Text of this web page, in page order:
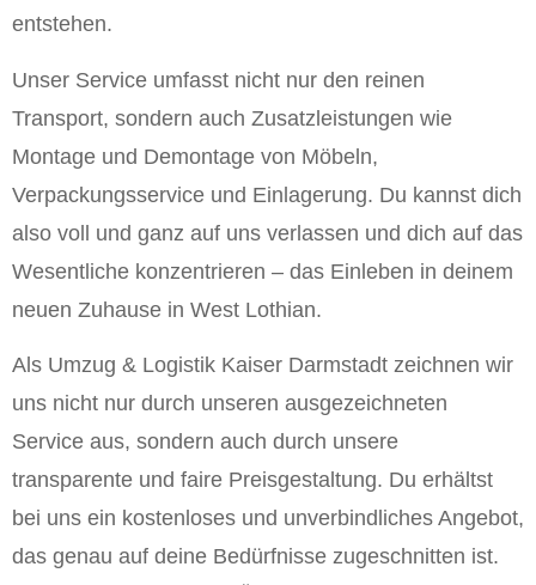
entstehen.
Unser Service umfasst nicht nur den reinen
Transport, sondern auch Zusatzleistungen wie
Montage und Demontage von Möbeln,
Verpackungsservice und Einlagerung. Du kannst dich
also voll und ganz auf uns verlassen und dich auf das
Wesentliche konzentrieren – das Einleben in deinem
neuen Zuhause in West Lothian.
Als Umzug & Logistik Kaiser Darmstadt zeichnen wir
uns nicht nur durch unseren ausgezeichneten
Service aus, sondern auch durch unsere
transparente und faire Preisgestaltung. Du erhältst
bei uns ein kostenloses und unverbindliches Angebot,
das genau auf deine Bedürfnisse zugeschnitten ist.